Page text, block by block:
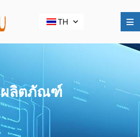
TH
ผลิตภัณฑ์